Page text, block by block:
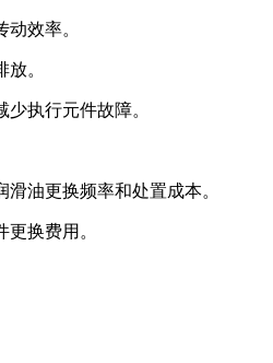
效率。
。
执行元件故障。
油更换频率和处置成本。
换费用。